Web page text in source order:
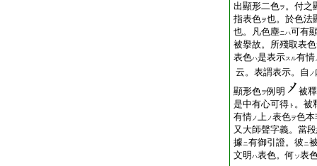
出顯形二色ヲ 。付之
指表色ヲ也。於色法
也。凡色塵ニハ可有
被擧故。所殘取表
表色ハ是表示スル有情
云。表謂表示。自 ノ
顯形色ヲ例明
被
是中有心可得 ト 。被
有情ノ上ノ表色ヲ色本
又大師聲字義。當
據ニ有御引證。彼ニ
文明 ハ表色。何 ソ表